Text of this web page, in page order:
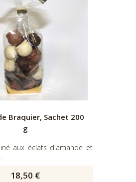
Braquier, Sachet 200
g
aux éclats d'amande et
18,50 €